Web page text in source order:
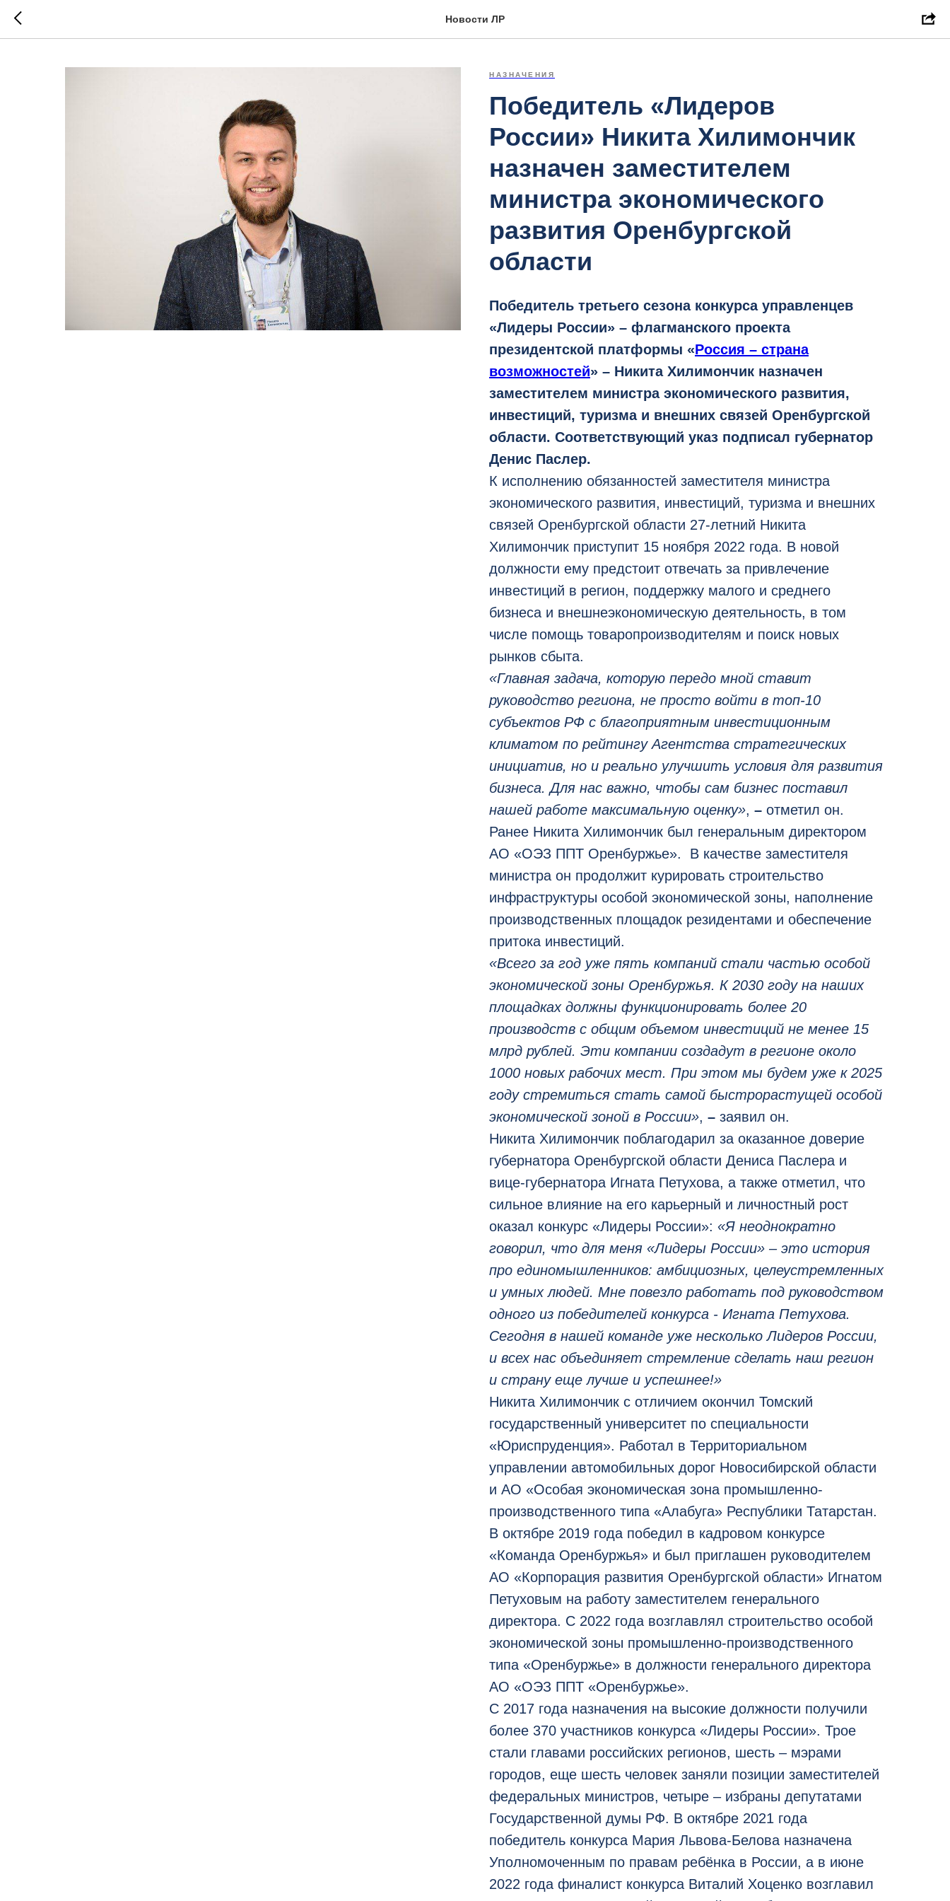
Новости ЛР
НАЗНАЧЕНИЯ
Победитель «Лидеров
России» Никита Хилимончик
назначен заместителем
министра экономического
развития Оренбургской
области
Победитель третьего сезона конкурса управленцев
«Лидеры России» – флагманского проекта
президентской платформы «Россия – страна
возможностей» – Никита Хилимончик назначен
заместителем министра экономического развития,
инвестиций, туризма и внешних связей Оренбургской
области. Соответствующий указ подписал губернатор
Денис Паслер.
К исполнению обязанностей заместителя министра
экономического развития, инвестиций, туризма и внешних
связей Оренбургской области 27-летний Никита
Хилимончик приступит 15 ноября 2022 года. В новой
должности ему предстоит отвечать за привлечение
инвестиций в регион, поддержку малого и среднего
бизнеса и внешнеэкономическую деятельность, в том
числе помощь товаропроизводителям и поиск новых
рынков сбыта.
«Главная задача, которую передо мной ставит
руководство региона, не просто войти в топ-10
субъектов РФ с благоприятным инвестиционным
климатом по рейтингу Агентства стратегических
инициатив, но и реально улучшить условия для развития
бизнеса. Для нас важно, чтобы сам бизнес поставил
нашей работе максимальную оценку», – отметил он.
Ранее Никита Хилимончик был генеральным директором
АО «ОЭЗ ППТ Оренбуржье». В качестве заместителя
министра он продолжит курировать строительство
инфраструктуры особой экономической зоны, наполнение
производственных площадок резидентами и обеспечение
притока инвестиций.
«Всего за год уже пять компаний стали частью особой
экономической зоны Оренбуржья. К 2030 году на наших
площадках должны функционировать более 20
производств с общим объемом инвестиций не менее 15
млрд рублей. Эти компании создадут в регионе около
1000 новых рабочих мест. При этом мы будем уже к 2025
году стремиться стать самой быстрорастущей особой
экономической зоной в России», – заявил он.
Никита Хилимончик поблагодарил за оказанное доверие
губернатора Оренбургской области Дениса Паслера и
вице-губернатора Игната Петухова, а также отметил, что
сильное влияние на его карьерный и личностный рост
оказал конкурс «Лидеры России»: «Я неоднократно
говорил, что для меня «Лидеры России» – это история
про единомышленников: амбициозных, целеустремленных
и умных людей. Мне повезло работать под руководством
одного из победителей конкурса - Игната Петухова.
Сегодня в нашей команде уже несколько Лидеров России,
и всех нас объединяет стремление сделать наш регион
и страну еще лучше и успешнее!»
Никита Хилимончик с отличием окончил Томский
государственный университет по специальности
«Юриспруденция». Работал в Территориальном
управлении автомобильных дорог Новосибирской области
и АО «Особая экономическая зона промышленно-
производственного типа «Алабуга» Республики Татарстан.
В октябре 2019 года победил в кадровом конкурсе
«Команда Оренбуржья» и был приглашен руководителем
АО «Корпорация развития Оренбургской области» Игнатом
Петуховым на работу заместителем генерального
директора. С 2022 года возглавлял строительство особой
экономической зоны промышленно-производственного
типа «Оренбуржье» в должности генерального директора
АО «ОЭЗ ППТ «Оренбуржье».
С 2017 года назначения на высокие должности получили
более 370 участников конкурса «Лидеры России». Трое
стали главами российских регионов, шесть – мэрами
городов, еще шесть человек заняли позиции заместителей
федеральных министров, четыре – избраны депутатами
Государственной думы РФ. В октябре 2021 года
победитель конкурса Мария Львова-Белова назначена
Уполномоченным по правам ребёнка в России, а в июне
2022 года финалист конкурса Виталий Хоценко возглавил